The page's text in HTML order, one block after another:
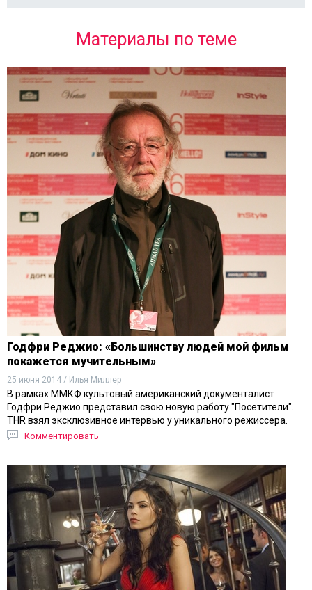
Материалы по теме
Годфри Реджио: «Большинству людей мой фильм
покажется мучительным»
25 июня 2014 / Илья Миллер
В рамках ММКФ культовый американский документалист
Годфри Реджио представил свою новую работу "Посетители".
THR взял эксклюзивное интервью у уникального режиссера.
Комментировать